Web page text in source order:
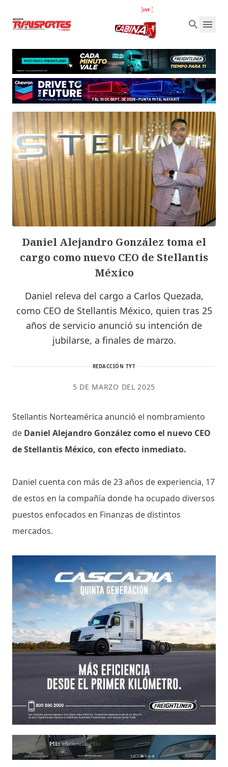
Daniel Alejandro González toma el
cargo como nuevo CEO de Stellantis
México
Daniel releva del cargo a Carlos Quezada,
como CEO de Stellantis México, quien tras 25
años de servicio anunció su intención de
jubilarse, a finales de marzo.
REDACCIÓN TYT
5 DE MARZO DEL 2025
Stellantis Norteamérica anunció el nombramiento
de Daniel Alejandro González como el nuevo CEO
de Stellantis México, con efecto inmediato.
Daniel cuenta con más de 23 años de experiencia, 17
de estos en la compañía donde ha ocupado diversos
puestos enfocados en Finanzas de distintos
mercados.